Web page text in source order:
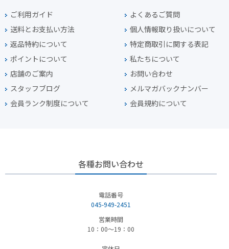
ご利用ガイド
よくあるご質問
送料とお支払い方法
個人情報取り扱いについて
返品特約について
特定商取引に関する表記
ポイントについて
私たちについて
店舗のご案内
お問い合わせ
スタッフブログ
メルマガバックナンバー
会員ランク制度について
会員規約について
各種お問い合わせ
電話番号
045-949-2451
営業時間
10：00～19：00